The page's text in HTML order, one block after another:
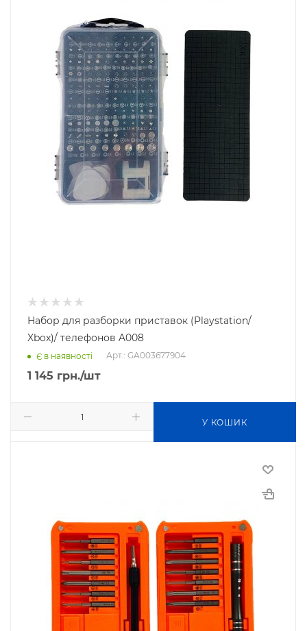
Набор для разборки приставок (Playstation/
Xbox)/ телефонов A008
Є в наявності Арт.: GA003677904
1 145 грн./шт
У КОШИК